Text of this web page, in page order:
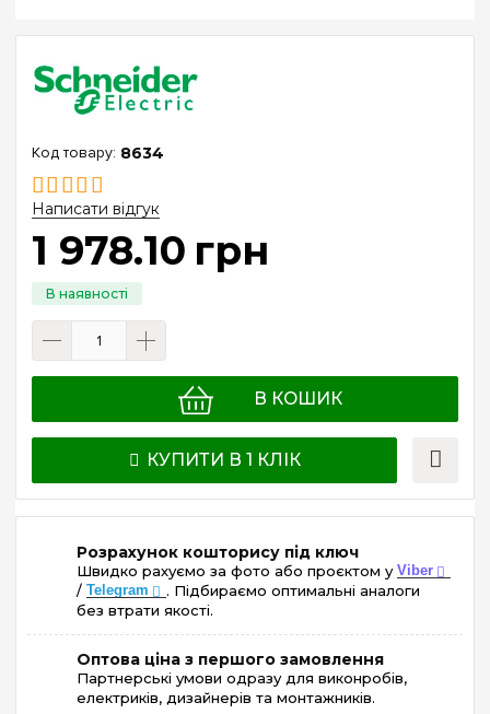
8634
Написати відгук
1 978.10 грн
В КОШИК
КУПИТИ В 1 КЛІК
Розрахунок кошторису під ключ
Швидко рахуємо за фото або проєктом у Viber
/ Telegram
. Підбираємо оптимальні аналоги
без втрати якості.
Оптова ціна з першого замовлення
Партнерські умови одразу для виконробів,
електриків, дизайнерів та монтажників.